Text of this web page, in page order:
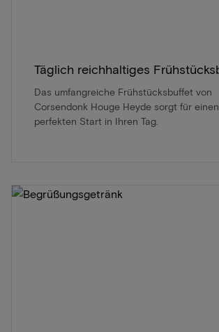
Täglich reichhaltiges
Das umfangreiche Frühstücksbuffet von
Corsendonk Houge Heyde sorgt für einen
perfekten Start in Ihren Tag.